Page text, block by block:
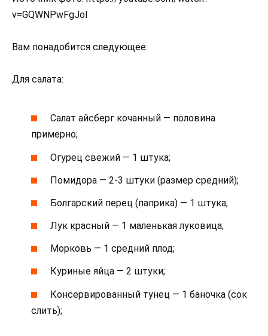
v=GQWNPwFgJoI
Вам понадобится следующее:
Для салата:
Салат айсберг кочанный — половина
примерно;
Огурец свежий — 1 штука;
Помидора — 2-3 штуки (размер средний);
Болгарский перец (паприка) — 1 штука;
Лук красный — 1 маленькая луковица;
Морковь — 1 средний плод;
Куриные яйца — 2 штуки;
Консервированный тунец — 1 баночка (сок
слить);